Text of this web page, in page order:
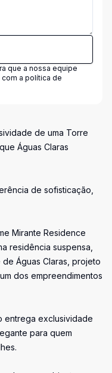
que a nossa equipe
a política de
de uma Torre
Águas Claras
de sofisticação,
Mirante Residence
residência suspensa,
Águas Claras, projeto
dos empreendimentos
entrega exclusividade
para quem